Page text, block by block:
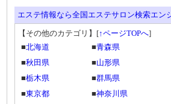
エステ情報なら全国エステサロン検索エン
【その他のカテゴリ】 [↑ページTOPへ]
■北海道 ■青森県
■秋田県 ■山形県
■栃木県 ■群馬県
■東京都 ■神奈川県